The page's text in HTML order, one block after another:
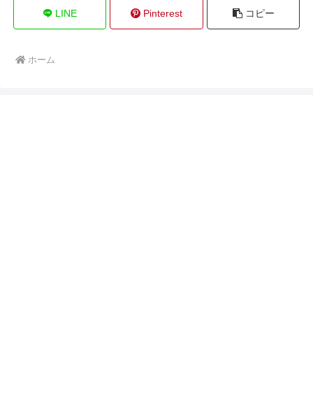
LINE Pinterest コピー
ホーム